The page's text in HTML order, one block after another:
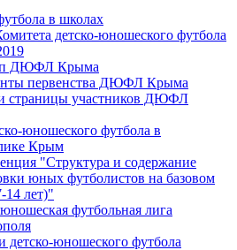
в школах
детско-юношеского футбола
ДЮФЛ Крыма
первенства ДЮФЛ Крыма
страницы участников ДЮФЛ
юношеского футбола в
Крым
"Структура и содержание
юных футболистов на базовом
14 лет)"
футбольная лига
детско-юношеского футбола